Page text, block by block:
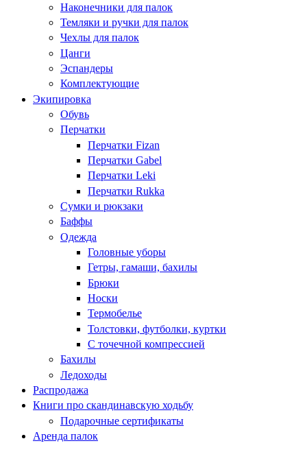
Наконечники для палок
Темляки и ручки для палок
Чехлы для палок
Цанги
Эспандеры
Комплектующие
Экипировка
Обувь
Перчатки
Перчатки Fizan
Перчатки Gabel
Перчатки Leki
Перчатки Rukka
Сумки и рюкзаки
Баффы
Одежда
Головные уборы
Гетры, гамаши, бахилы
Брюки
Носки
Термобелье
Толстовки, футболки, куртки
С точечной компрессией
Бахилы
Ледоходы
Распродажа
Книги про скандинавскую ходьбу
Подарочные сертификаты
Аренда палок